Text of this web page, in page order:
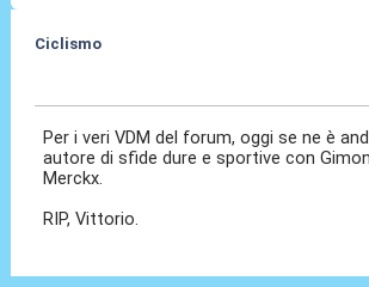
Ciclismo
Per i veri VDM del forum, oggi se ne è
autore di sfide dure e sportive con
Merckx.
RIP, Vittorio.